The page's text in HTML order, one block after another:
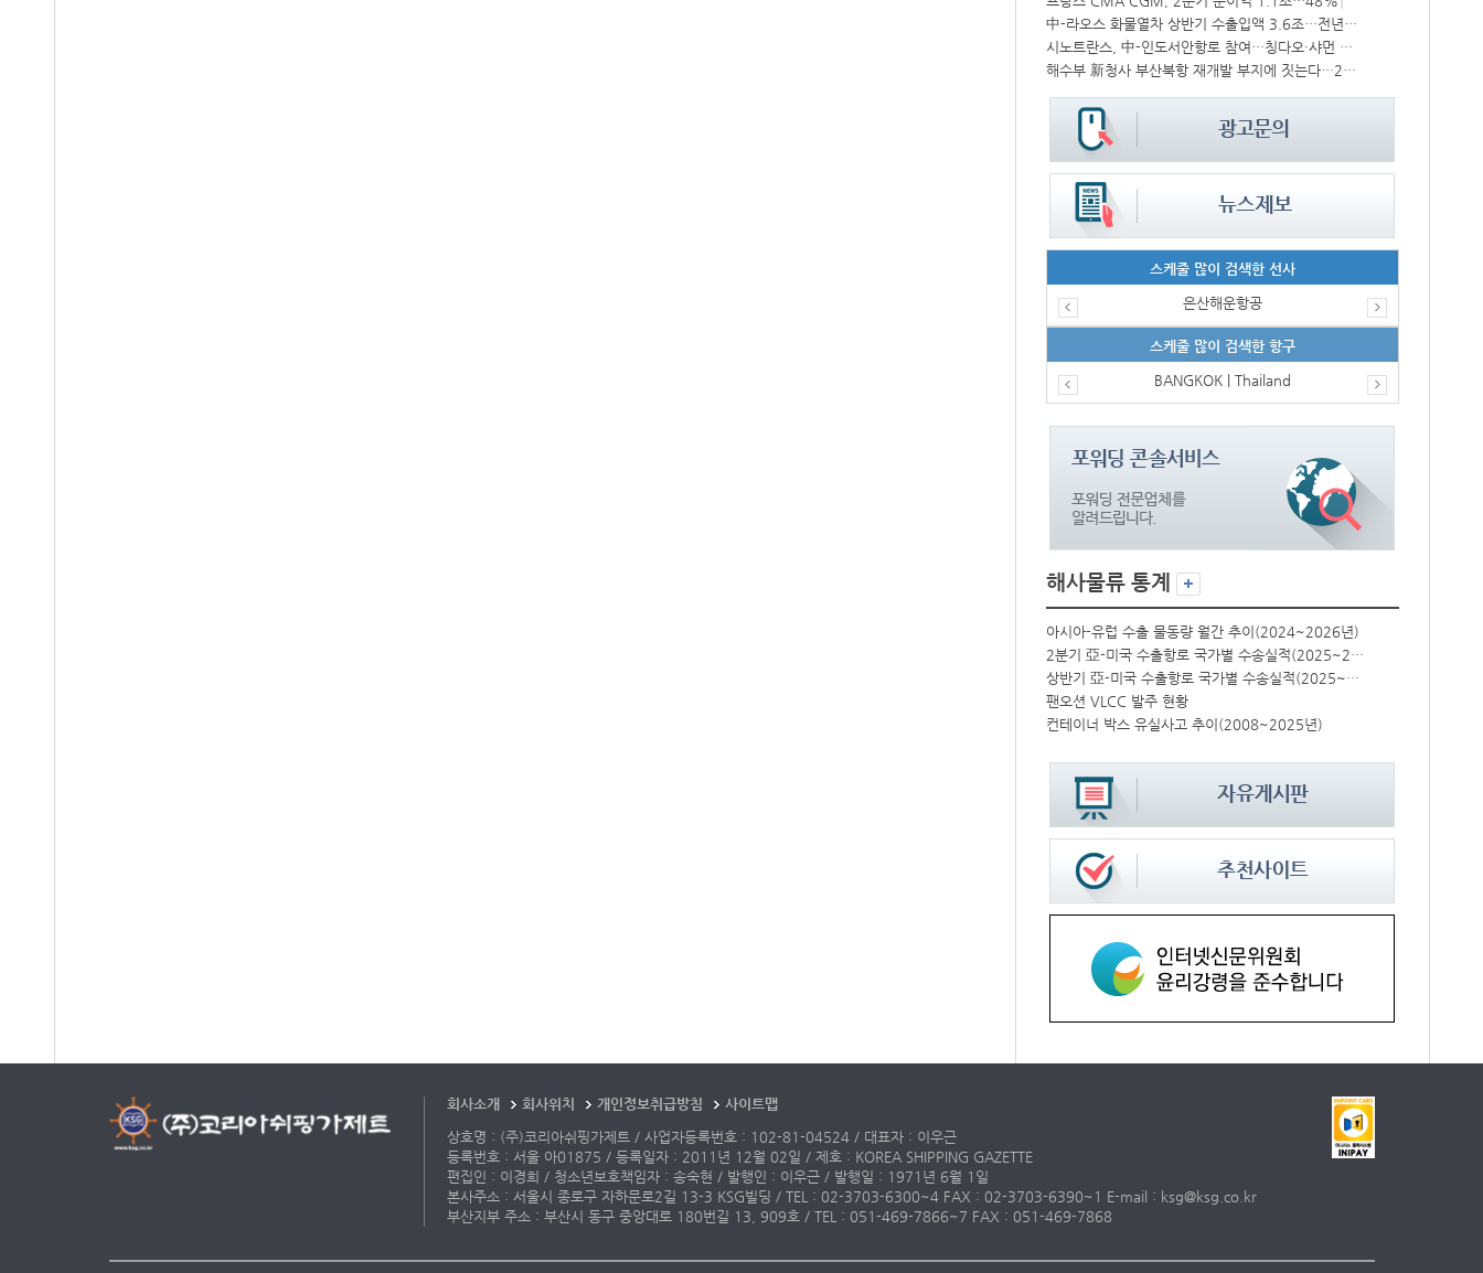
中-라오스 화물열차 상반기 수출입액 3.6조…전년比 34%↑
시노트란스, 中-인도서안항로 참여…칭다오·샤먼 직항
해수부 新청사 부산북항 재개발 부지에 짓는다…2030년 완공
스케줄 많이 검색한 선사
은산해운항공
스케줄 많이 검색한 항구
BANGKOK | Thailand
해사물류 통계
아시아-유럽 수출 물동량 월간 추이(2024~2026년)
2분기 亞-미국 수출항로 국가별 수송실적(2025~2026년)
상반기 亞-미국 수출항로 국가별 수송실적(2025~2026년)
팬오션 VLCC 발주 현황
컨테이너 박스 유실사고 추이(2008~2025년)
회사소개 회사위치 개인정보취급방침
사이트맵
상호명 : (주)코리아쉬핑가제트 / 사업자등록번호 : 102-81-04524 / 대표자 : 이우근
등록번호 : 서울 아01875 / 등록일자 : 2011년 12월 02일 / 제호 : KOREA SHIPPING GAZETTE
편집인 : 이경희 / 청소년보호책임자 : 송숙현 / 발행인 : 이우근 / 발행일 : 1971년 6월 1일
본사주소 : 서울시 종로구 자하문로2길 13-3 KSG빌딩 / TEL : 02-3703-6300~4 FAX : 02-3703-6390~1 E-mail : ksg@ksg.co.kr
부산지부 주소 : 부산시 동구 중앙대로 180번길 13, 909호 / TEL : 051-469-7866~7 FAX : 051-469-7868